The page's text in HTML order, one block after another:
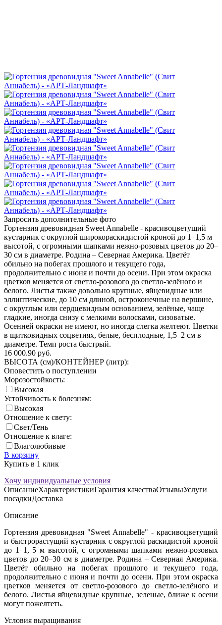
Запросить дополнительные фото
Гортензия древовидная Sweet Annabelle - красивоцветущий
кустарник с округлой широкораскидистой кроной до 1–1,5 м
высотой, с огромными шапками нежно-розовых цветов до 20–
30 см в диаметре. Родина – Северная Америка. Цветёт
обильно на побегах прошлого и текущего года,
продолжительно с июня и почти до осени. При этом окраска
цветков меняется от светло-розового до светло-зелёного и
белого. Листья также довольно крупные, яйцевидные или
эллиптические, до 10 см длиной, остроконечные на вершине,
с округлым или сердцевидным основанием, зелёные, чаще
гладкие, иногда снизу с мелкими волосками, сизоватые.
Осенней окраски не имеют, но иногда слегка желтеют. Цветки
в щитковидных соцветиях, белые, бесплодные, 1,5–2 см в
диаметре. Темп роста быстрый.
16 000.90 руб.
ВЫСОТА (см)/КОНТЕЙНЕР (литр):
Оповестить о поступлении
Морозостойкость:
Высокая
Устойчивость к болезням:
Высокая
Отношение к свету:
Свет/Тень
Отношение к влаге:
Влаголюбивые
В корзину
Купить в 1 клик
Хочу индивидуальные условия
ОписаниеХарактеристикиГарантия качестваОтзывыУслуги
посадкиДоставка
Описание
Гортензия древовидная "Sweet Annabelle" - красивоцветущий
и быстрорастущий кустарник с округлой раскидистой кроной
до 1–1, 5 м высотой, с огромными шапками нежно-розовых
цветов до 20–30 см в диаметре. Родина – Северная Америка.
Цветёт обильно на побегах прошлого и текущего года,
продолжительно с июня и почти до осени. При этом окраска
цветков меняется от светло-розового до светло-зелёного и
белого. Листья яйцевидные крупные, зеленые, ближе к осени
могут пожелтеть.
Условия выращивания